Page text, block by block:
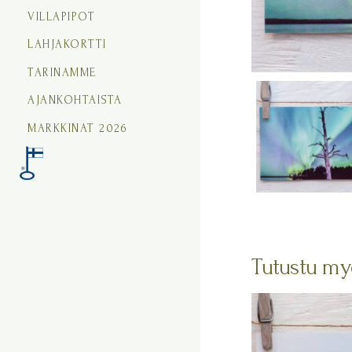
VILLAPIPOT
LAHJAKORTTI
TARINAMME
AJANKOHTAISTA
MARKKINAT 2026
Tutustu